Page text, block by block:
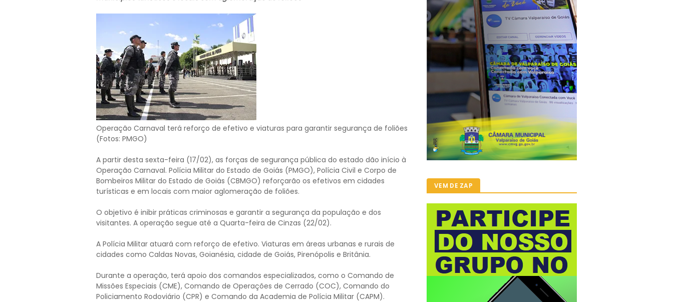
Operação Carnaval terá reforço de efetivo e viaturas para garantir segurança de foliões
(Fotos: PMGO)
A partir desta sexta-feira (17/02), as forças de segurança pública do estado dão início à
Operação Carnaval. Polícia Militar do Estado de Goiás (PMGO), Polícia Civil e Corpo de
Bombeiros Militar do Estado de Goiás (CBMGO) reforçarão os efetivos em cidades
turísticas e em locais com maior aglomeração de foliões.
O objetivo é inibir práticas criminosas e garantir a segurança da população e dos
visitantes. A operação segue até a Quarta-feira de Cinzas (22/02).
A Polícia Militar atuará com reforço de efetivo. Viaturas em áreas urbanas e rurais de
cidades como Caldas Novas, Goianésia, cidade de Goiás, Pirenópolis e Britânia.
Durante a operação, terá apoio dos comandos especializados, como o Comando de
Missões Especiais (CME), Comando de Operações de Cerrado (COC), Comando do
Policiamento Rodoviário (CPR) e Comando da Academia de Polícia Militar (CAPM).
VEM DE ZAP